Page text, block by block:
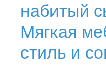
набитый
Мягкая
стиль и